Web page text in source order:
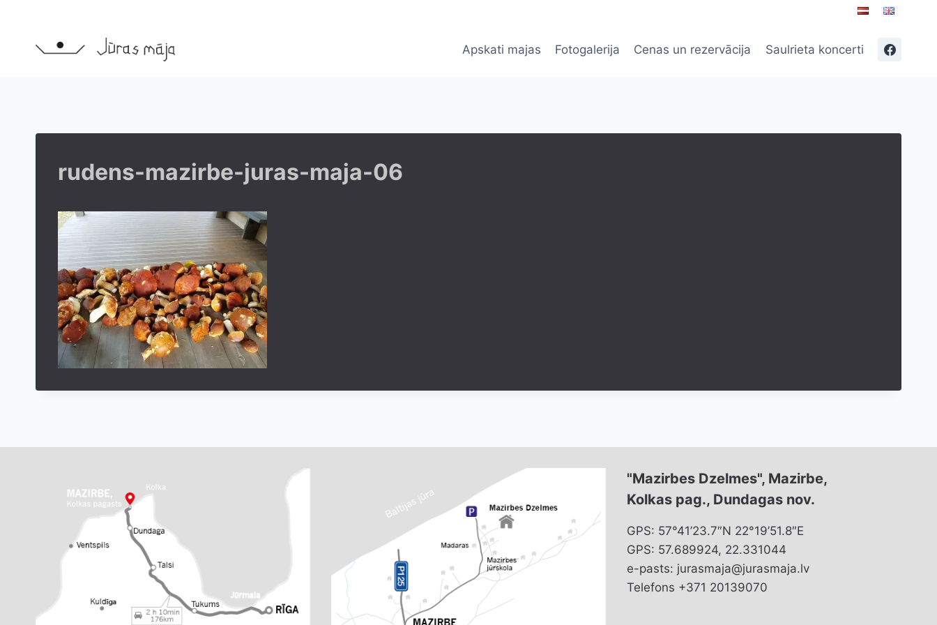
content
Apskati majas Fotogalerija Cenas un rezervācija Saulrieta koncerti
rudens-mazirbe-juras-maja-06
"Mazirbes Dzelmes", Mazirbe,
Kolkas pag., Dundagas nov.
GPS: 57°41’23.7″N 22°19’51.8″E
GPS: 57.689924, 22.331044
e-pasts: jurasmaja@jurasmaja.lv
Telefons +371 20139070